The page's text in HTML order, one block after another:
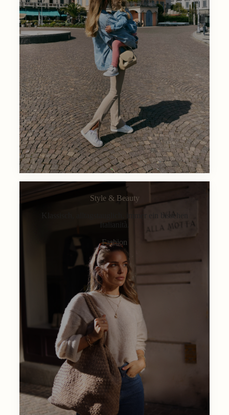
Style & Beauty
Klassisch, alltagstauglich, immer ein bisschen
Italianità.
Fashion